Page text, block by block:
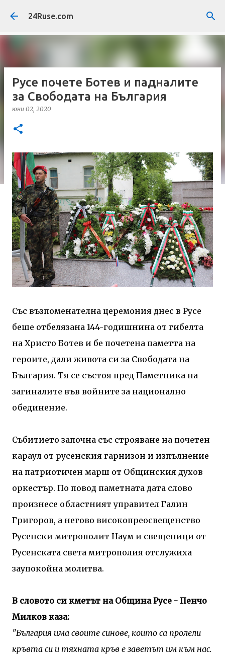
Пропускане към основното съдържание
24Ruse.com
Русе почете Ботев и падналите
за Свободата на България
юни 02, 2020
Със възпоменателна церемония днес в Русе
беше отбелязана 144-годишнина от гибелта
на Христо Ботев и бе почетена паметта на
героите, дали живота си за Свободата на
България. Тя се състоя пред Паметника на
загиналите във войните за национално
обединение.
Събитието започна със строяване на почетен
караул от русенския гарнизон и изпълнение
на патриотичен марш от Общинския духов
оркестър. По повод паметната дата слово
произнесе областният управител Галин
Григоров, а негово високопреосвещенство
Русенски митрополит Наум и свещеници от
Русенската света митрополия отслужиха
заупокойна молитва.
В словото си кметът на Община Русе - Пенчо
Милков каза:
"България има своите синове, които са пролели
кръвта си и тяхната кръв е заветът им към нас.